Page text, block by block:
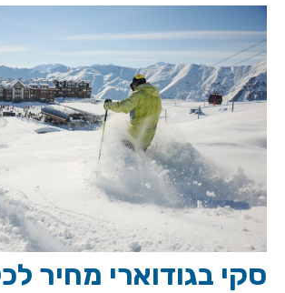
סקי בגודוארי מחיר